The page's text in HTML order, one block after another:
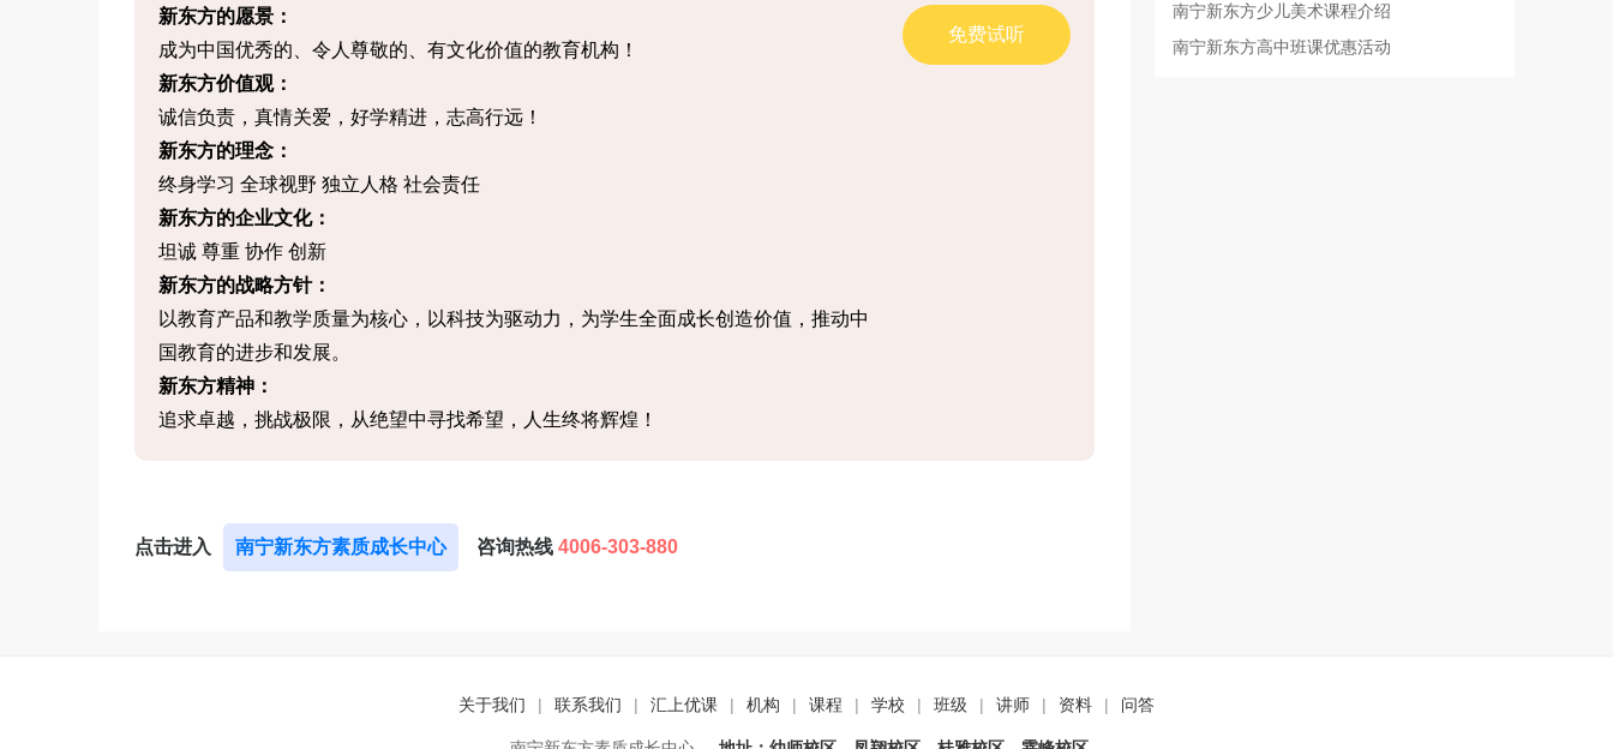
新东方的愿景：
成为中国优秀的、令人尊敬的、有文化价值的教育机构！
新东方价值观：
诚信负责，真情关爱，好学精进，志高行远！
新东方的理念：
终身学习 全球视野 独立人格 社会责任
新东方的企业文化：
坦诚 尊重 协作 创新
新东方的战略方针：
以教育产品和教学质量为核心，以科技为驱动力，为学生全面成长创造价值，推动中
国教育的进步和发展。
新东方精神：
追求卓越，挑战极限，从绝望中寻找希望，人生终将辉煌！
免费试听
点击进入 南宁新东方素质成长中心 咨询热线 4006-303-880
南宁新东方少儿美术课程介绍
南宁新东方高中班课优惠活动
关于我们 | 联系我们 | 汇上优课 | 机构 | 课程 | 学校 | 班级 | 讲师 | 资料 | 问答